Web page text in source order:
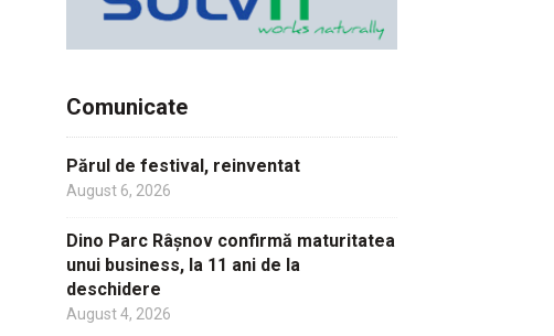
Comunicate
Părul de festival, reinventat
August 6, 2026
Dino Parc Râșnov confirmă maturitatea
unui business, la 11 ani de la
deschidere
August 4, 2026